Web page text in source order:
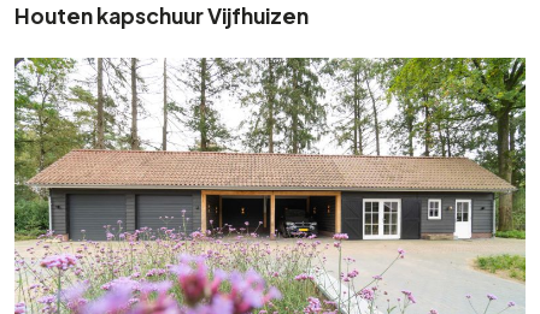
Houten kapschuur Vijfhuizen